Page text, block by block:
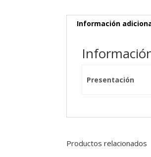
Información
Presentación
Productos relacionados